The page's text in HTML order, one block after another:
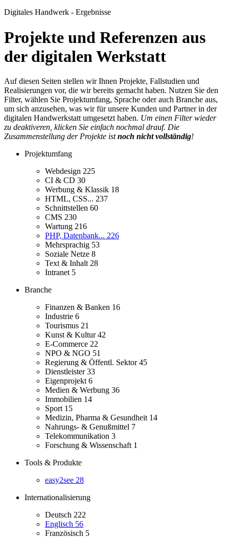
Digitales Handwerk - Ergebnisse
Projekte und Referenzen aus
der digitalen Werkstatt
Auf diesen Seiten stellen wir Ihnen Projekte, Fallstudien und
Realisierungen vor, die wir bereits gemacht haben. Nutzen Sie den
Filter, wählen Sie Projektumfang, Sprache oder auch Branche aus,
um sich anzusehen, was wir für unsere Kunden und Partner in der
digitalen Handwerkstatt umgesetzt haben. Um einen Filter wieder
zu deaktiveren, klicken Sie einfach nochmal drauf. Die
Zusammenstellung der Projekte istnoch nicht vollständig!
Projektumfang
Webdesign 225
CI & CD 30
Werbung & Klassik 18
HTML, CSS... 237
Schnittstellen 60
CMS 230
Wartung 216
PHP, Datenbank... 226
Mehrsprachig 53
Soziale Netze 8
Text & Inhalt 28
Intranet 5
Branche
Finanzen & Banken 16
Industrie 6
Tourismus 21
Kunst & Kultur42
E-Commerce 22
NPO & NGO 51
Regierung & Öffentl. Sektor45
Dienstleister33
Eigenprojekt 6
Medien & Werbung 36
Immobilien 14
Sport 15
Medizin, Pharma & Gesundheit 14
Nahrungs- & Genußmittel 7
Telekommunikation 3
Forschung & Wissenschaft 1
Tools & Produkte
easy2see 28
Internationalisierung
Deutsch 222
Englisch 56
Französisch 5